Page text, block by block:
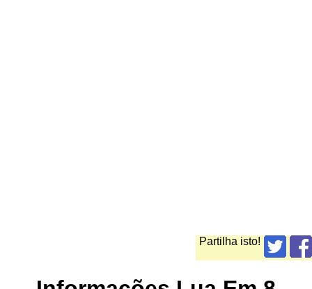
Partilha isto!